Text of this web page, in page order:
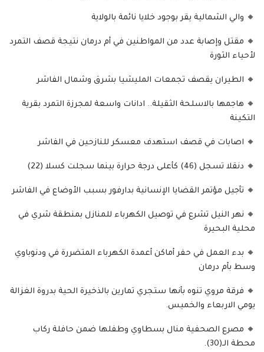
🔸 والي الشمالية يقر بوجود خلايا نائمة بالولاية
🔸 مقتل وإصابة عدد من المواطنين في أم درمان نتيجة قصف التمرد
لأحياء الثورة
🔸 الطيران يقصف تجمعات المليشيا بشرق وشمال الفاشر
🔸 هاجمها بالاسلحة الثقيلة.. ادانات واسعة لمجرزة التمرد بقرية
التكينة
🔸 اصابات في قصف استهدف معسكر للنازحين في الفاشر
🔸 دنقلا تسجل (46) كأعلى درجة حرارة بينما سجلت كسلا (22)
🔸 تأجيل مؤتمر القضايا الإنسانية بدارفور بسبب الأوضاع في الفاشر
🔸 نهر النيل تشرع في توصيل الكهرباء للمنازل بمنطقة شري في
محلية البحيرة
🔸 بدء العمل في حفر أماكن أعمدة الكهرباء المتضررة في ودنوباوي
وسط بأم درمان
🔸 فرقة مروي تنوه بأنها ستجري تمارين بالذخيرة الحية بدروة الغزالة
يومي الاربعاء والخميس.
🔸 مصرع الصحفية منال بسطاوي وطفلها ضمن حافلة ركاب
محطة الـ(30).